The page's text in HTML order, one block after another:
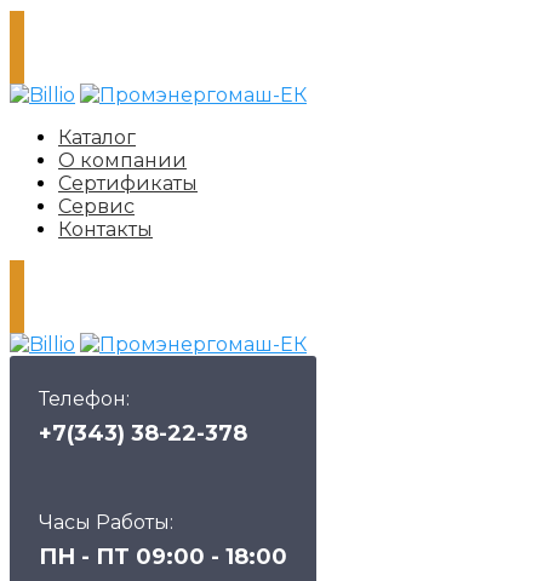
Каталог
О компании
Сертификаты
Сервис
Контакты
Телефон:
+7(343) 38-22-378
Часы Работы:
ПН - ПТ 09:00 - 18:00